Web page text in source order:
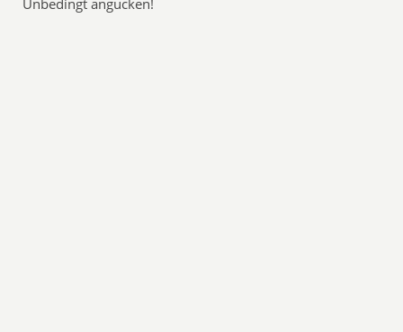
Unbedingt angucken!